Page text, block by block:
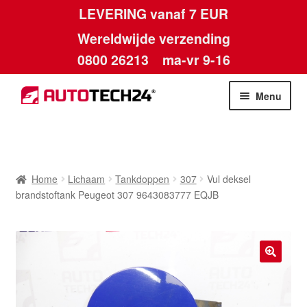
LEVERING vanaf 7 EUR
Wereldwijde verzending
0800 26213 ma-vr 9-16
Skip
to
Skip
to
Menu
Home Lichaam Tankdoppen 307
Vul deksel
brandstoftank Peugeot 307 9643083777 EQJB